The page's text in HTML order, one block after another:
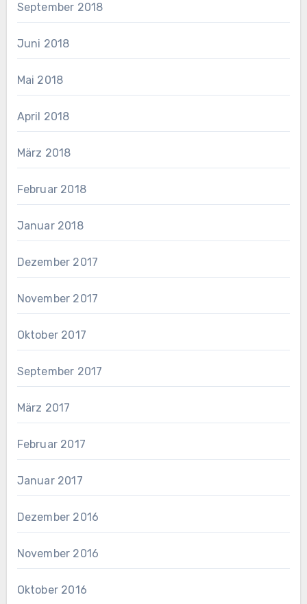
September 2018
Juni 2018
Mai 2018
April 2018
März 2018
Februar 2018
Januar 2018
Dezember 2017
November 2017
Oktober 2017
September 2017
März 2017
Februar 2017
Januar 2017
Dezember 2016
November 2016
Oktober 2016